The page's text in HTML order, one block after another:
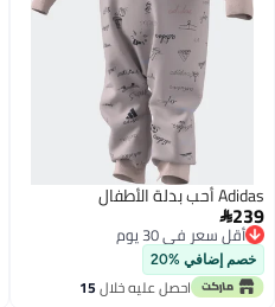
Adidas أحب بدلة الأطفال
239
أقل سعر في 30 يوم
أقل سعر في 30 يوم
خصم إضافي %20
احصل عليه خلال15